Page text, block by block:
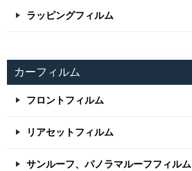
ラッピングフィルム
カーフィルム
フロントフィルム
リアセットフィルム
サンルーフ、パノラマルーフフィルム